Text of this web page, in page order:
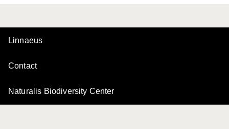
Linnaeus
Contact
Naturalis Biodiversity Center